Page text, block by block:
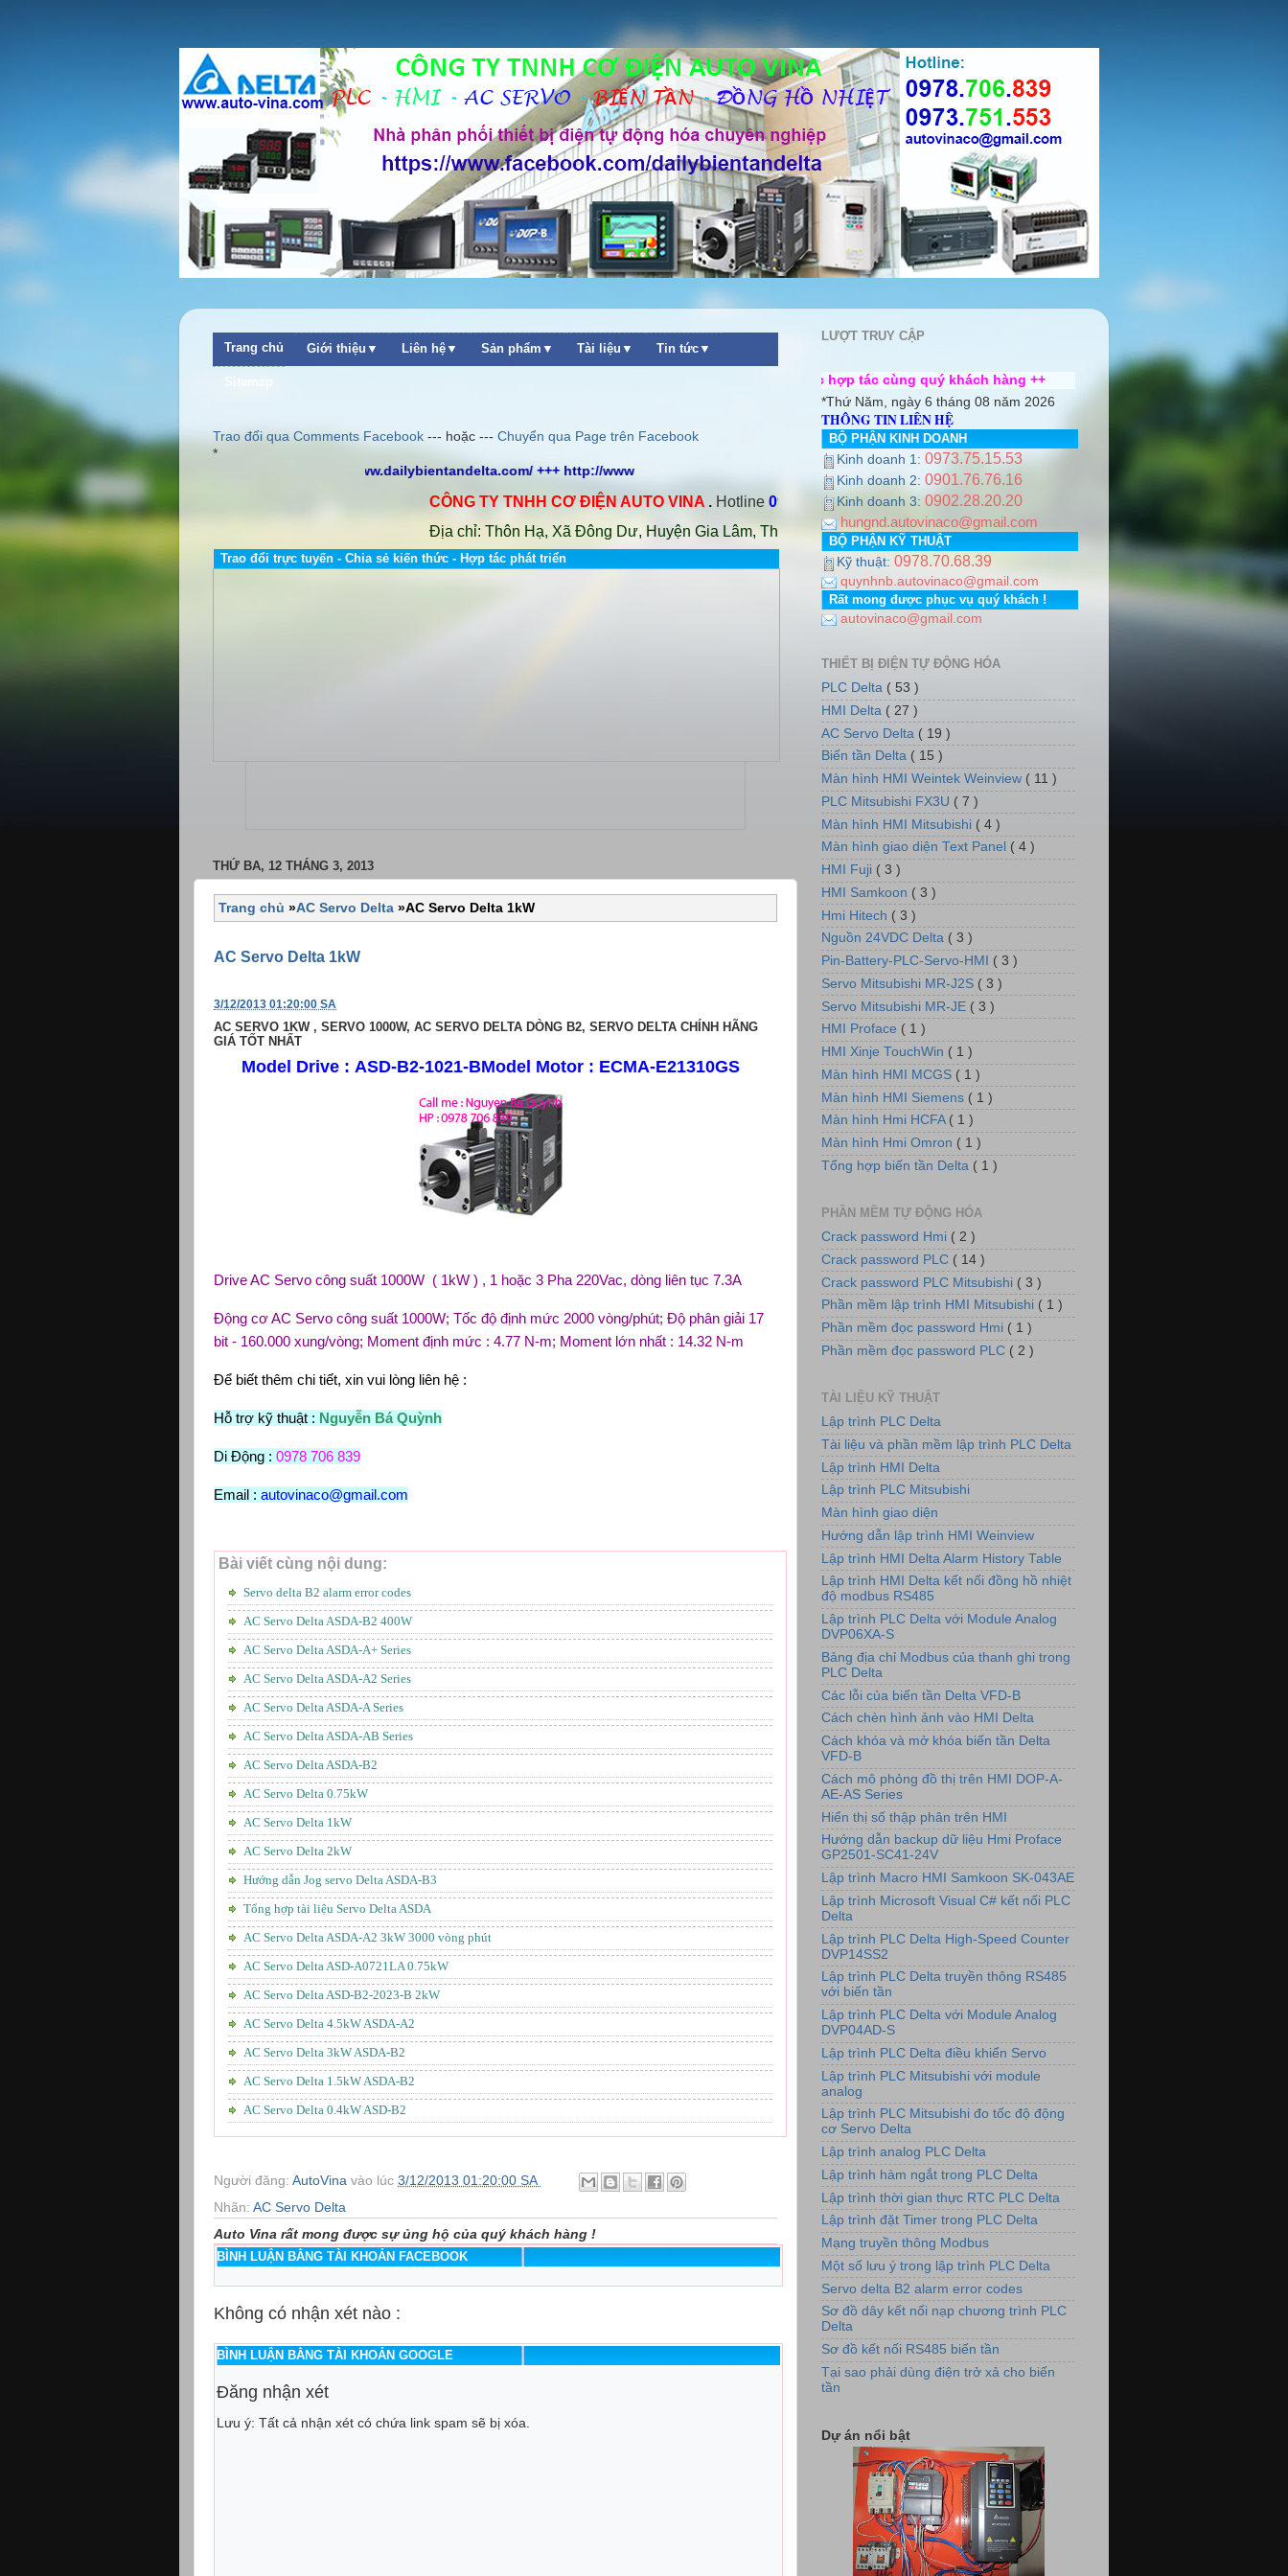
Trang chủ Giới thiệu▼ Liên hệ▼ Sản phẩm▼ Tài liệu▼ Tin tức▼
Sitemap
Trao đổi qua Comments Facebook --- hoặc --- Chuyển qua Page trên Facebook
*
http://www.dailybientandelta.com/ +++ http://www.auto-vina.com/ +++
CÔNG TY TNHH CƠ ĐIỆN AUTO VINA Hotline 0978.706.839 / 0973.751.553Email:autovinaco@gmail.com
Địa chỉ: Thôn Hạ, Xã Đông Dư, Huyện Gia Lâm, Thành phố Hà Nội. PGD: Số nhà 7, dãy 5, tổ dân phố số 12, Phường Phúc La,
Trao đổi trực tuyến - Chia sẻ kiến thức - Hợp tác phát triển
THỨ BA, 12 THÁNG 3, 2013
Trang chủ »AC Servo Delta »AC Servo Delta 1kW
AC Servo Delta 1kW
3/12/2013 01:20:00 SA
AC SERVO 1KW , SERVO 1000W, AC SERVO DELTA DÒNG B2, SERVO DELTA CHÍNH HÃNG
GIÁ TỐT NHẤT
Model Drive : ASD-B2-1021-BModel Motor : ECMA-E21310GS
Drive AC Servo công suất 1000W ( 1kW ) , 1 hoặc 3 Pha 220Vac, dòng liên tục 7.3A
Động cơ AC Servo công suất 1000W; Tốc độ định mức 2000 vòng/phút; Độ phân giải 17
bit - 160.000 xung/vòng; Moment định mức : 4.77 N-m; Moment lớn nhất : 14.32 N-m
Để biết thêm chi tiết, xin vui lòng liên hệ :
Hỗ trợ kỹ thuật : Nguyễn Bá Quỳnh
Di Động : 0978 706 839
Email : autovinaco@gmail.com
Bài viết cùng nội dung:
Servo delta B2 alarm error codes
AC Servo Delta ASDA-B2 400W
AC Servo Delta ASDA-A+ Series
AC Servo Delta ASDA-A2 Series
AC Servo Delta ASDA-A Series
AC Servo Delta ASDA-AB Series
AC Servo Delta ASDA-B2
AC Servo Delta 0.75kW
AC Servo Delta 1kW
AC Servo Delta 2kW
Hướng dẫn Jog servo Delta ASDA-B3
Tổng hợp tài liệu Servo Delta ASDA
AC Servo Delta ASDA-A2 3kW 3000 vòng phút
AC Servo Delta ASD-A0721LA 0.75kW
AC Servo Delta ASD-B2-2023-B 2kW
AC Servo Delta 4.5kW ASDA-A2
AC Servo Delta 3kW ASDA-B2
AC Servo Delta 1.5kW ASDA-B2
AC Servo Delta 0.4kW ASD-B2
Người đăng: AutoVina vào lúc 3/12/2013 01:20:00 SA
Nhãn: AC Servo Delta
Auto Vina rất mong được sự ủng hộ của quý khách hàng !
BÌNH LUẬN BẰNG TÀI KHOẢN FACEBOOK
Không có nhận xét nào :
BÌNH LUẬN BẰNG TÀI KHOẢN GOOGLE
Đăng nhận xét
Lưu ý: Tất cả nhận xét có chứa link spam sẽ bị xóa.
LƯỢT TRUY CẬP
++ Chào mừng quý khách ghé thăm website Công Ty TNHH Cơ điện Auto Vina ++ Chúng tôi rất mong được hợp tác cùng quý khách hàng ++
*Thứ Năm, ngày 6 tháng 08 năm 2026
THÔNG TIN LIÊN HỆ
BỘ PHẬN KINH DOANH
Kinh doanh 1: 0973.75.15.53
Kinh doanh 2: 0901.76.76.16
Kinh doanh 3: 0902.28.20.20
hungnd.autovinaco@gmail.com
BỘ PHẬN KỸ THUẬT
Kỹ thuật: 0978.70.68.39
quynhnb.autovinaco@gmail.com
Rất mong được phục vụ quý khách !
autovinaco@gmail.com
THIẾT BỊ ĐIỆN TỰ ĐỘNG HÓA
PLC Delta ( 53 )
HMI Delta ( 27 )
AC Servo Delta ( 19 )
Biến tần Delta ( 15 )
Màn hình HMI Weintek Weinview ( 11 )
PLC Mitsubishi FX3U ( 7 )
Màn hình HMI Mitsubishi ( 4 )
Màn hình giao diện Text Panel ( 4 )
HMI Fuji ( 3 )
HMI Samkoon ( 3 )
Hmi Hitech ( 3 )
Nguồn 24VDC Delta ( 3 )
Pin-Battery-PLC-Servo-HMI ( 3 )
Servo Mitsubishi MR-J2S ( 3 )
Servo Mitsubishi MR-JE ( 3 )
HMI Proface ( 1 )
HMI Xinje TouchWin ( 1 )
Màn hình HMI MCGS ( 1 )
Màn hình HMI Siemens ( 1 )
Màn hình Hmi HCFA ( 1 )
Màn hình Hmi Omron ( 1 )
Tổng hợp biến tần Delta ( 1 )
PHẦN MỀM TỰ ĐỘNG HÓA
Crack password Hmi ( 2 )
Crack password PLC ( 14 )
Crack password PLC Mitsubishi ( 3 )
Phần mềm lập trình HMI Mitsubishi ( 1 )
Phần mềm đọc password Hmi ( 1 )
Phần mềm đọc password PLC ( 2 )
TÀI LIỆU KỸ THUẬT
Lập trình PLC Delta
Tài liệu và phần mềm lập trình PLC Delta
Lập trình HMI Delta
Lập trình PLC Mitsubishi
Màn hình giao diện
Hướng dẫn lập trình HMI Weinview
Lập trình HMI Delta Alarm History Table
Lập trình HMI Delta kết nối đồng hồ nhiệt
độ modbus RS485
Lập trình PLC Delta với Module Analog
DVP06XA-S
Bảng địa chỉ Modbus của thanh ghi trong
PLC Delta
Các lỗi của biến tần Delta VFD-B
Cách chèn hình ảnh vào HMI Delta
Cách khóa và mở khóa biến tần Delta
VFD-B
Cách mô phỏng đồ thị trên HMI DOP-A-
AE-AS Series
Hiển thị số thập phân trên HMI
Hướng dẫn backup dữ liệu Hmi Proface
GP2501-SC41-24V
Lập trình Macro HMI Samkoon SK-043AE
Lập trình Microsoft Visual C# kết nối PLC
Delta
Lập trình PLC Delta High-Speed Counter
DVP14SS2
Lập trình PLC Delta truyền thông RS485
với biến tần
Lập trình PLC Delta với Module Analog
DVP04AD-S
Lập trình PLC Delta điều khiển Servo
Lập trình PLC Mitsubishi với module
analog
Lập trình PLC Mitsubishi đo tốc độ động
cơ Servo Delta
Lập trình analog PLC Delta
Lập trình hàm ngắt trong PLC Delta
Lập trình thời gian thực RTC PLC Delta
Lập trình đặt Timer trong PLC Delta
Mạng truyền thông Modbus
Một số lưu ý trong lập trình PLC Delta
Servo delta B2 alarm error codes
Sơ đồ dây kết nối nạp chương trình PLC
Delta
Sơ đồ kết nối RS485 biến tần
Tại sao phải dùng điện trở xả cho biến
tần
Dự án nổi bật
Hình ảnh lắp đặt biến tần cho máy đánh
lông vải
Ứng dụng biến tần VFD-E cho hệ thống
quạt thông gió
Tủ điều khiển nồi hơi xử lý khí thải